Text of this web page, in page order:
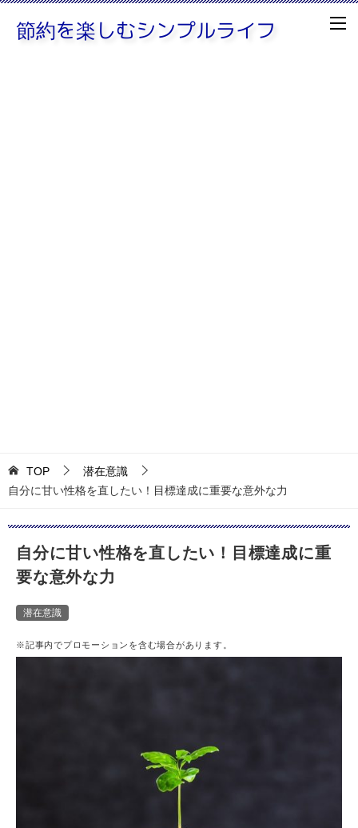
TOP
潜在意識
自分に甘い性格を直したい！目標達成に重要な意外な力
自分に甘い性格を直したい！目標達成に重
要な意外な力
潜在意識
※記事内でプロモーションを含む場合があります。